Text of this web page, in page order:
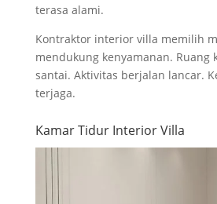
terasa alami.
Kontraktor interior villa memilih
mendukung kenyamanan. Ruang
santai. Aktivitas berjalan lancar.
terjaga.
Kamar Tidur Interior Villa